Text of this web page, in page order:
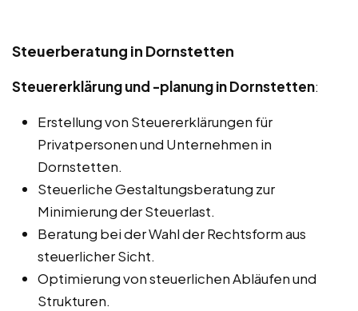
Steuerberatung in Dornstetten
Steuererklärung und -planung in Dornstetten:
Erstellung von Steuererklärungen für
Privatpersonen und Unternehmen in
Dornstetten.
Steuerliche Gestaltungsberatung zur
Minimierung der Steuerlast.
Beratung bei der Wahl der Rechtsform aus
steuerlicher Sicht.
Optimierung von steuerlichen Abläufen und
Strukturen.